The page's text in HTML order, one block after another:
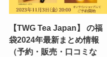
【TWG Tea Japan】 の福
袋2024年最新まとめ情報
（予約・販売・口コミな